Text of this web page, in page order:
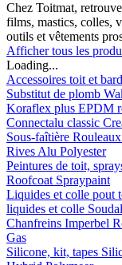
Chez Toitmat,
films, mastics, colles,
outils et vêtements
Afficher tous les
Loading...
Accessoires toit et
Substitut de plomb
Koraflex plus EPDM
Connectalu classic
Sous-faîtière Rouleaux
Rives Alu Polyester
Peintures de toit,
Roofcoat Spraypaint
Liquides et colle pout
liquides et colle
Chanfreins Imperbel
Gas
Silicone, kit, tapes